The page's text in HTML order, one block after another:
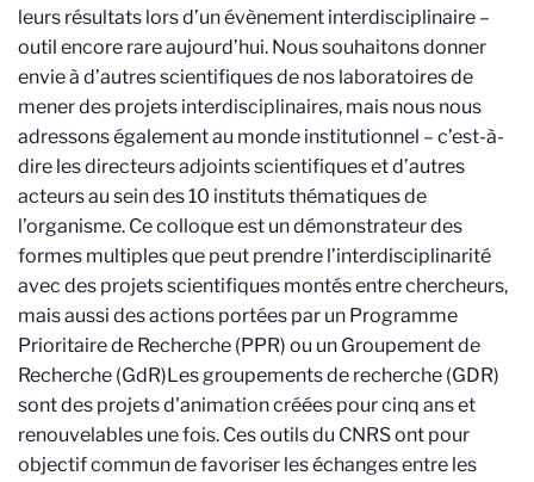
leurs résultats lors d’un évènement interdisciplinaire –
outil encore rare aujourd’hui. Nous souhaitons donner
envie à d’autres scientifiques de nos laboratoires de
mener des projets interdisciplinaires, mais nous nous
adressons également au monde institutionnel – c’est-à-
dire les directeurs adjoints scientifiques et d’autres
acteurs au sein des 10 instituts thématiques de
l’organisme. Ce colloque est un démonstrateur des
formes multiples que peut prendre l’interdisciplinarité
avec des projets scientifiques montés entre chercheurs,
mais aussi des actions portées par un Programme
Prioritaire de Recherche (PPR) ou un Groupement de
Recherche (GdR)Les groupements de recherche (GDR)
sont des projets d'animation créées pour cinq ans et
renouvelables une fois. Ces outils du CNRS ont pour
objectif commun de favoriser les échanges entre les